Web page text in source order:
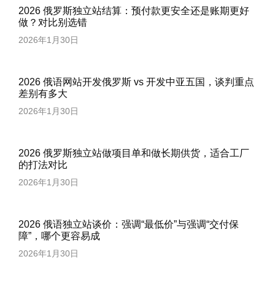
2026 俄罗斯独立站结算：预付款更安全还是账期更好
做？对比别选错
2026年1月30日
2026 俄语网站开发俄罗斯 vs 开发中亚五国，谈判重点
差别有多大
2026年1月30日
2026 俄罗斯独立站做项目单和做长期供货，适合工厂
的打法对比
2026年1月30日
2026 俄语独立站谈价：强调“最低价”与强调“交付保
障”，哪个更容易成
2026年1月30日